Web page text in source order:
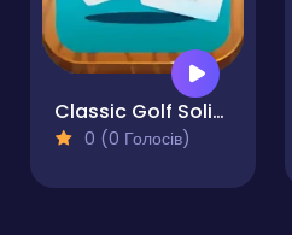
Classic Golf Solitaire Card Game
0 (0 Голосів)